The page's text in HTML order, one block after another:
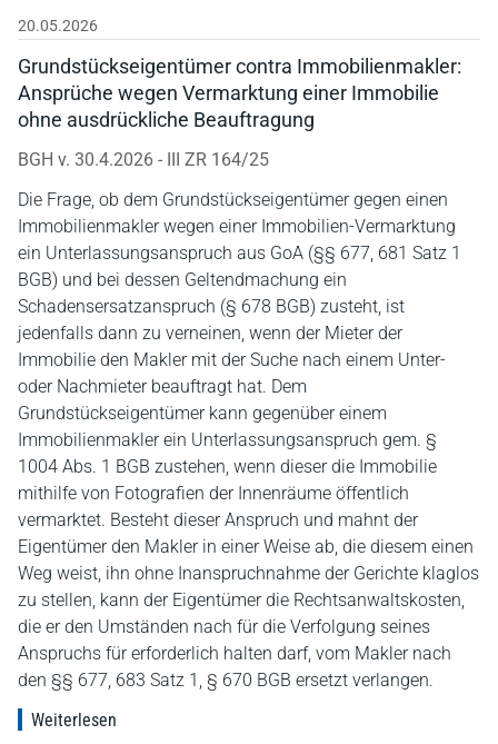
20.05.2026
Grundstückseigentümer contra Immobilienmakler:
Ansprüche wegen Vermarktung einer Immobilie
ohne ausdrückliche Beauftragung
BGH v. 30.4.2026 - III ZR 164/25
Die Frage, ob dem Grundstückseigentümer gegen einen
Immobilienmakler wegen einer Immobilien-Vermarktung
ein Unterlassungsanspruch aus GoA (§§ 677, 681 Satz 1
BGB) und bei dessen Geltendmachung ein
Schadensersatzanspruch (§ 678 BGB) zusteht, ist
jedenfalls dann zu verneinen, wenn der Mieter der
Immobilie den Makler mit der Suche nach einem Unter-
oder Nachmieter beauftragt hat. Dem
Grundstückseigentümer kann gegenüber einem
Immobilienmakler ein Unterlassungsanspruch gem. §
1004 Abs. 1 BGB zustehen, wenn dieser die Immobilie
mithilfe von Fotografien der Innenräume öffentlich
vermarktet. Besteht dieser Anspruch und mahnt der
Eigentümer den Makler in einer Weise ab, die diesem einen
Weg weist, ihn ohne Inanspruchnahme der Gerichte klaglos
zu stellen, kann der Eigentümer die Rechtsanwaltskosten,
die er den Umständen nach für die Verfolgung seines
Anspruchs für erforderlich halten darf, vom Makler nach
den §§ 677, 683 Satz 1, § 670 BGB ersetzt verlangen.
Weiterlesen